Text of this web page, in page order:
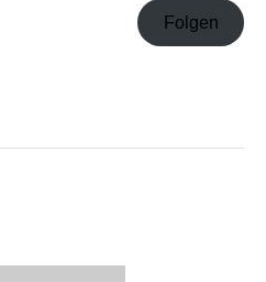
Folgen